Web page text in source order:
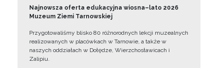
Najnowsza oferta edukacyjna wiosna–lato 2026
Muzeum Ziemi Tarnowskiej
Przygotowaliśmy blisko 80 różnorodnych lekcji muzealnych
realizowanych w placówkach w Tarnowie, a także w
naszych oddziałach w Dołędze, Wierzchosławicach i
Zalipiu.